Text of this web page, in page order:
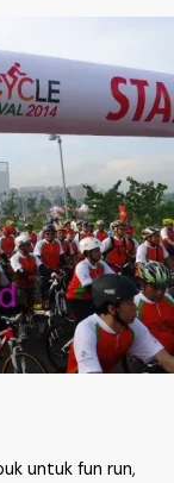
untuk fun run,